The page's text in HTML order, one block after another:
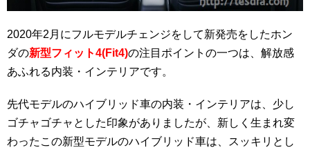
2020年2月にフルモデルチェンジをして新発売をしたホン
ダの新型フィット4(Fit4)の注目ポイントの一つは、解放感
あふれる内装・インテリアです。
先代モデルのハイブリッド車の内装・インテリアは、少し
ゴチャゴチャとした印象がありましたが、新しく生まれ変
わったこの新型モデルのハイブリッド車は、スッキリとし